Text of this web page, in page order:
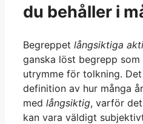
du behåller i
Begreppet långsiktiga
ganska löst begrepp
utrymme för tolkning.
definition av hur många
med långsiktig, varför
kan vara väldigt